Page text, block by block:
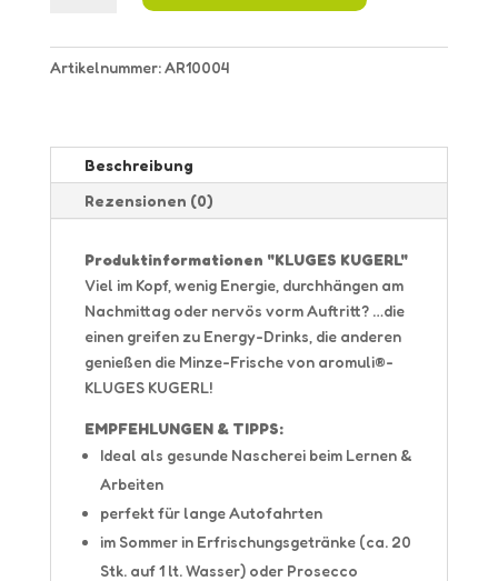
Artikelnummer:AR10004
Beschreibung
Rezensionen (0)
Produktinformationen "KLUGES KUGERL"
Viel im Kopf, wenig Energie, durchhängen am
Nachmittag oder nervös vorm Auftritt? …die
einen greifen zu Energy-Drinks, die anderen
genießen die Minze-Frische von aromuli®-
KLUGES KUGERL!
EMPFEHLUNGEN & TIPPS:
Ideal als gesunde Nascherei beim Lernen &
Arbeiten
perfekt für lange Autofahrten
im Sommer in Erfrischungsgetränke (ca. 20
Stk. auf 1 lt. Wasser) oder Prosecco